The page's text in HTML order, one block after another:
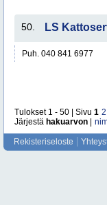
50. LS
Puh. 040 841 6977
Tulokset 1 - 50 | Sivu 1 2
Järjestä hakuarvon
Rekisteriseloste